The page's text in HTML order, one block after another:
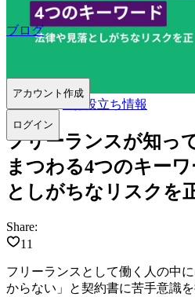
ブログ
アカウント作成
ログイン
2022.05.31 お役立ち情報
フリーランスが知っ
まつわる4つのキー
としがちなリスクを
Share:
11
フリーランスとして働く人の中
からない」と契約書に苦手意識